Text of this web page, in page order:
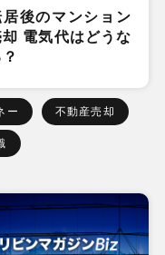
居後のマンション
却 電気代はどうな
ー 不動産売却